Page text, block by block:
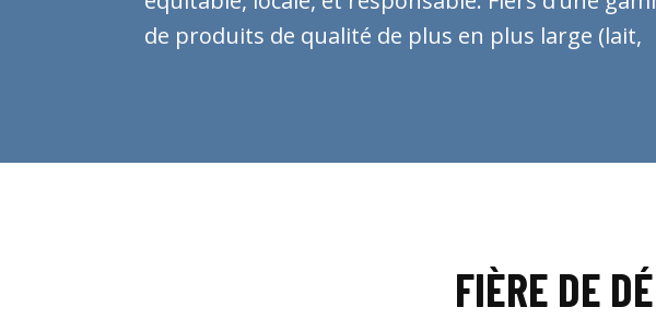
de produits de qualité de plus en plus large (lait,
FIÈRE DE